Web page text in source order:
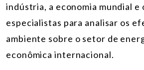
indústria, a economia mundial e
especialistas para analisar os
ambiente sobre o setor de
econômica internacional.